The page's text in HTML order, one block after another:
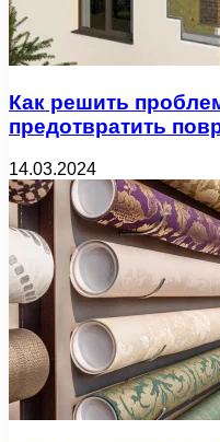
Как решить
предотвратить
14.03.2024